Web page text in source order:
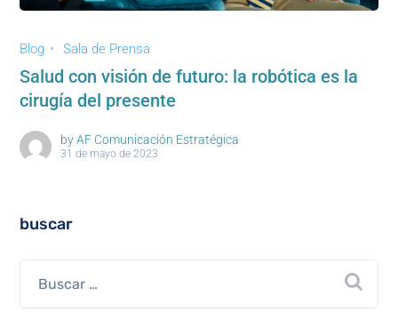
Blog Sala de Prensa
Salud con visión de futuro: la robótica es la
cirugía del presente
by AF Comunicación Estratégica
31 de mayo de 2023
buscar